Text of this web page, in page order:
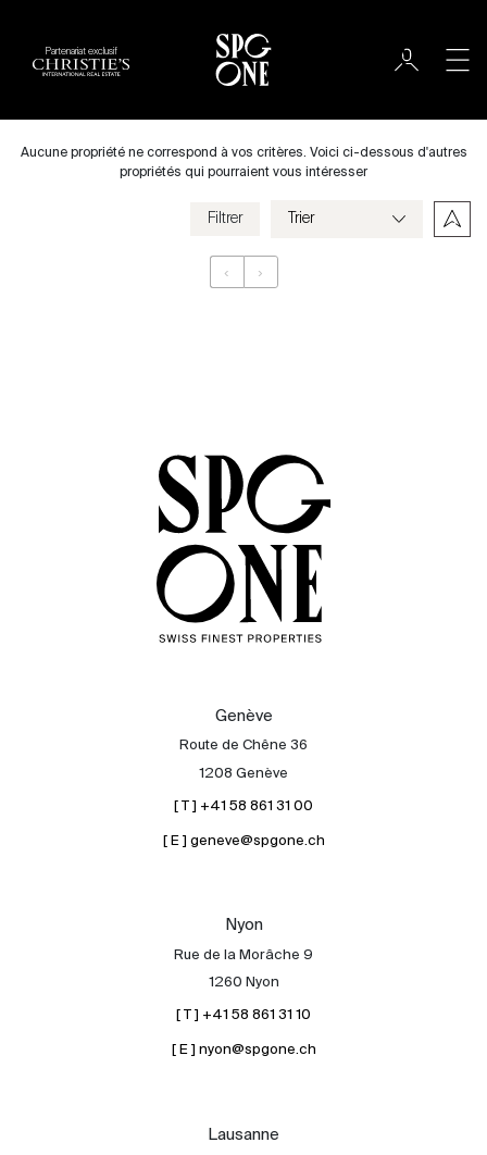
Partenariat exclusif
Acheter
International
Vendre
Enregistrer mes critères
Aucune propriété ne correspond à vos critères. Voici ci-dessous d'autres
propriétés qui pourraient vous intéresser
Filtrer
‹ ›
Genève
Route de Chêne 36
1208 Genève
[ T ] +41 58 861 31 00
[ E ] geneve@spgone.ch
Nyon
Rue de la Morâche 9
1260 Nyon
[ T ] +41 58 861 31 10
[ E ] nyon@spgone.ch
Lausanne